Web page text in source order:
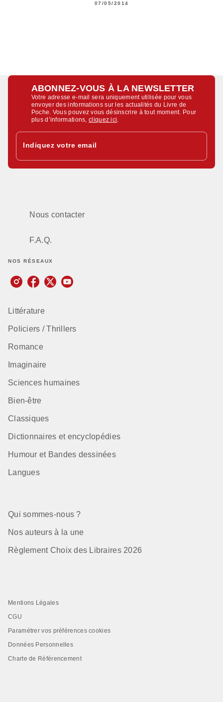
07/05/2014
ABONNEZ-VOUS À LA NEWSLETTER
Votre adresse e-mail sera uniquement utilisée pour vous
envoyer des informations sur les actualités du Livre de
Poche. Vous pouvez vous désinscrire à tout moment. Pour
plus d’informations,cliquez ici.
Indiquez votre email
Nous contacter
F.A.Q.
NOS RÉSEAUX
Littérature
Policiers / Thrillers
Romance
Imaginaire
Sciences humaines
Bien-être
Classiques
Dictionnaires et encyclopédies
Humour et Bandes dessinées
Langues
Qui sommes-nous ?
Nos auteurs à la une
Règlement Choix des Libraires 2026
Mentions Légales
CGU
Paramétrer vos préférences cookies
Données Personnelles
Charte de Référencement